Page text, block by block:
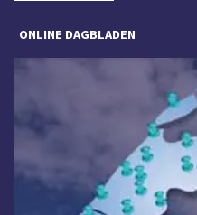
ONLINE DAGBLADEN